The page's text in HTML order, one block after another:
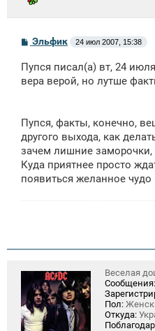
С
о
б
щ
Эльфик 24 июл 2007, 15:38
Пупся писал(а) вт, 24
вера верой, но лутше
Пупся, факты, конечно,
другого выхода, как
зачем лишние заморочки,
Куда приятнее просто
появиться желанное чудо
Веселая
Сообщения:
Пол:
Откуда: